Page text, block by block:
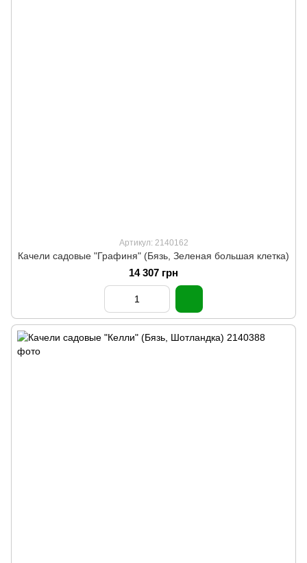
Артикул: 2140162
Качели садовые "Графиня" (Бязь, Зеленая большая клетка)
14 307 грн